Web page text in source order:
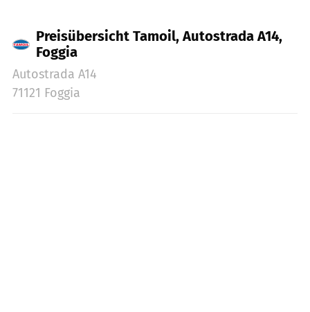
Preisübersicht Tamoil, Autostrada A14,
Foggia
Autostrada A14
71121 Foggia